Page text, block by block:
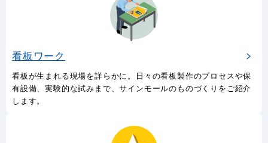
看板ワーク
看板が生まれる現場を詳らかに。日々の看板製作のプロセスや保
有設備、実験的な試みまで、サインモールのものづくりをご紹介
します。